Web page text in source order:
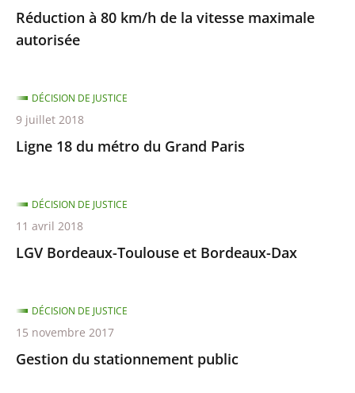
Réduction à 80 km/h de la vitesse maximale
autorisée
Ligne 18 du métro du Grand Paris
DÉCISION DE JUSTICE
9 juillet 2018
LGV Bordeaux-Toulouse et Bordeaux-Dax
DÉCISION DE JUSTICE
11 avril 2018
Gestion du stationnement public
DÉCISION DE JUSTICE
15 novembre 2017